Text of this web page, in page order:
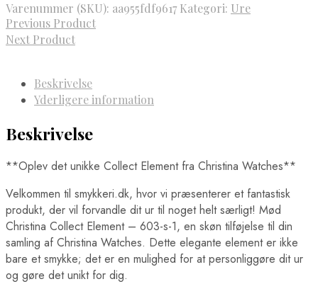
Varenummer (SKU): aa955fdf9617 Kategori: Ure
Previous Product
Next Product
Beskrivelse
Yderligere information
Beskrivelse
**Oplev det unikke Collect Element fra Christina Watches**
Velkommen til smykkeri.dk, hvor vi præsenterer et fantastisk
produkt, der vil forvandle dit ur til noget helt særligt! Mød
Christina Collect Element – 603-s-1, en skøn tilføjelse til din
samling af Christina Watches. Dette elegante element er ikke
bare et smykke; det er en mulighed for at personliggøre dit ur
og gøre det unikt for dig.